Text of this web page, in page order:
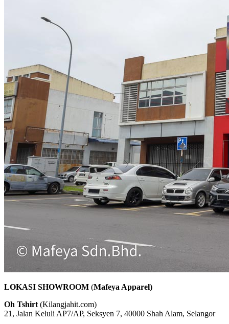
LOKASI SHOWROOM (Mafeya Apparel)
Oh Tshirt (Kilangjahit.com)
21, Jalan Keluli AP7/AP, Seksyen 7, 40000 Shah Alam, Selangor